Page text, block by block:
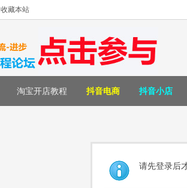
收藏本站
淘宝开店教程 抖音电商 抖音小店
请先登录后